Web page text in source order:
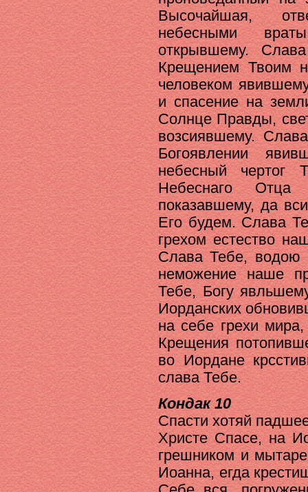
Высочайшая,
небесными
открывшему.
Крещением Твоим
человеком
и спасение на
Солнце Правды,
возсиявшему.
Богоявлении
небесный чертог
Небеснаго
показавшему, да
Его будем. Слава
грехом естество
Слава Тебе, водою
неможение наше
Тебе, Богу
Иорданских
на себе грехи мира,
Крещения
во Иордане
слава Тебе.
Кондак 10
Спасти хотяй
Христе Спасе, на
грешником и
Иоанна, егда